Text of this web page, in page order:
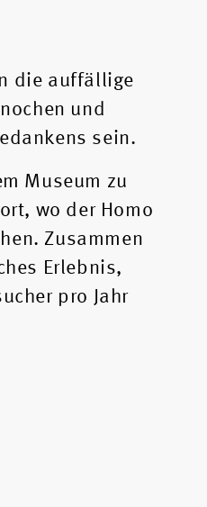
die auffällige
und
sein.
Museum zu
wo der Homo
Zusammen
Erlebnis,
pro Jahr